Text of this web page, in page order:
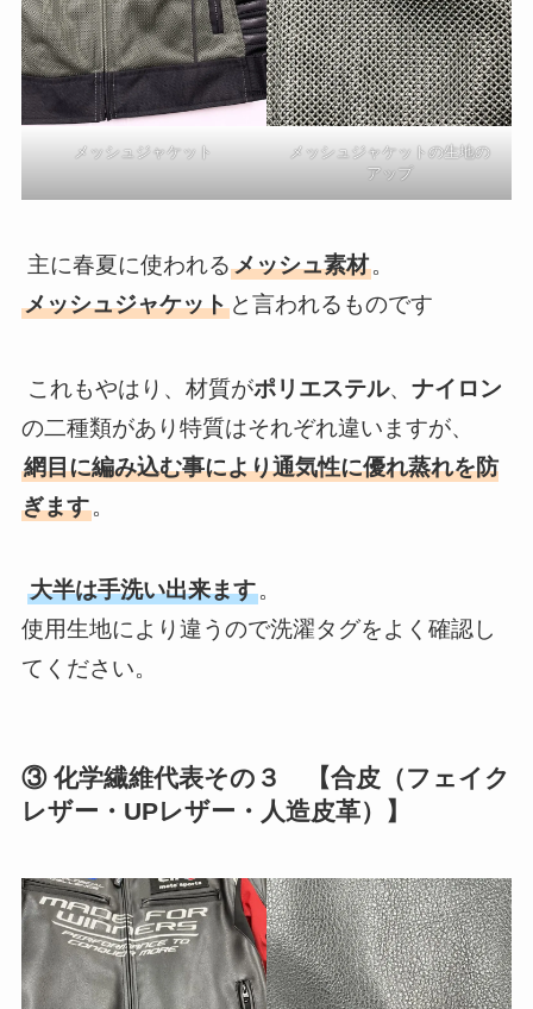
メッシュジャケット
メッシュジャケットの生地の
アップ
主に春夏に使われるメッシュ素材。
メッシュジャケットと言われるものです
これもやはり、材質がポリエステル、 ナイロン
の二種類があり特質はそれぞれ違いますが、
網目に編み込む事により通気性に優れ蒸れを防
ぎます。
大半は手洗い出来ます。
使用生地により違うので洗濯タグをよく確認し
てください。
③ 化学繊維代表その３ 【合皮（フェイク
レザー・UPレザー・人造皮革）】